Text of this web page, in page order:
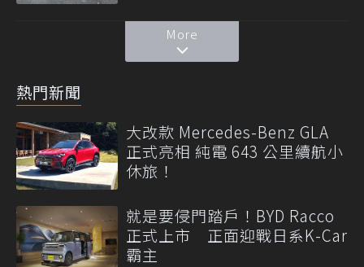
More
熱門新聞
大改款 Mercedes-Benz GLA
正式亮相 純電 643 公里續航小
休旅！
就是要侵門踏戶！BYD Racco
正式上市 正面迎戰日系K-Car
霸主